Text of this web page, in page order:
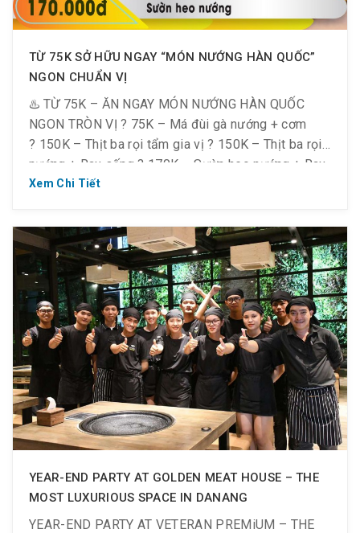
TỪ 75K SỞ HỮU NGAY “MÓN NƯỚNG HÀN QUỐC”
NGON CHUẨN VỊ
♨️ TỪ 75K – ĂN NGAY MÓN NƯỚNG HÀN QUỐC
NGON TRÒN VỊ ? 75K – Má đùi gà nướng + cơm
? 150K – Thịt ba rọi tẩm gia vị ? 150K – Thịt ba rọi
nướng + Rau sống ? 170K – Sườn heo nướng + Rau
sống ? Full menu: http://mrbbq.goldenlotusspa.vn/
Xem Chi Tiết
YEAR-END PARTY AT GOLDEN MEAT HOUSE – THE
MOST LUXURIOUS SPACE IN DANANG
YEAR-END PARTY AT VETERAN PREMiUM – THE